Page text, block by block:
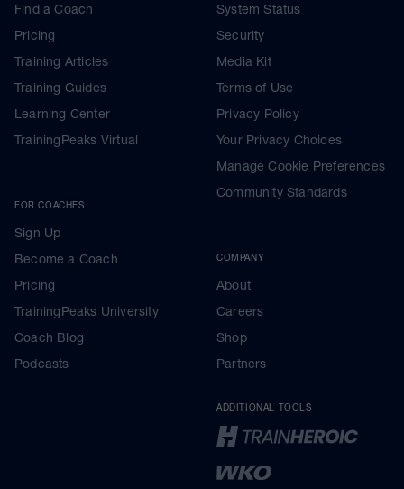
Find a Coach
Pricing
Training Articles
Training Guides
Learning Center
TrainingPeaks Virtual
FOR COACHES
Sign Up
Become a Coach
Pricing
TrainingPeaks University
Coach Blog
Podcasts
System Status
Security
Media Kit
Terms of Use
Privacy Policy
Your Privacy Choices
Manage Cookie Preferences
Community Standards
COMPANY
About
Careers
Shop
Partners
ADDITIONAL TOOLS